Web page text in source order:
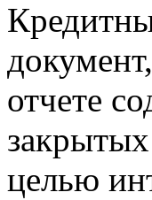
отчете
целью